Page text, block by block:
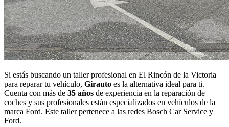
Si estás buscando un taller profesional en El Rincón de la Victoria
para reparar tu vehículo, Girauto es la alternativa ideal para ti.
Cuenta con más de 35 años de experiencia en la reparación de
coches y sus profesionales están especializados en vehículos de la
marca Ford. Este taller pertenece a las redes Bosch Car Service y
Ford.